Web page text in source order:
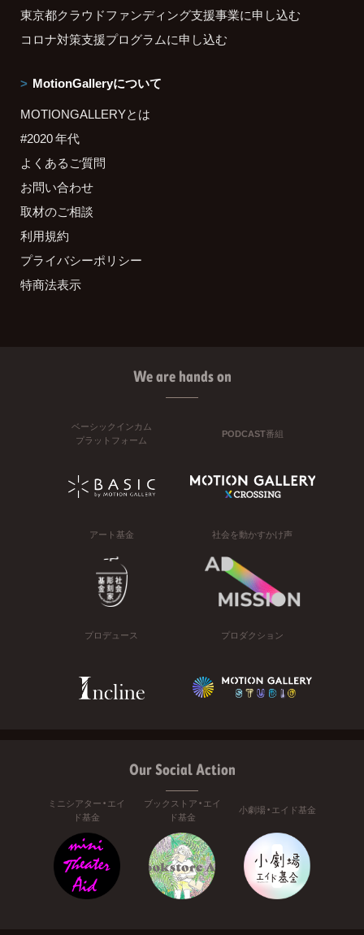
東京都クラウドファンディング支援事業に申し込む
コロナ対策支援プログラムに申し込む
MotionGalleryについて
MOTIONGALLERYとは
#2020 年代
よくあるご質問
お問い合わせ
取材のご相談
利用規約
プライバシーポリシー
特商法表示
We are hands on
ベーシックインカム
プラットフォーム
PODCAST番組
アート基金 社会を動かすかけ声
プロデュース プロダクション
Our Social Action
ミニシアター・エイ
ド基金
ブックストア・エイ
ド基金
小劇場・エイド基金